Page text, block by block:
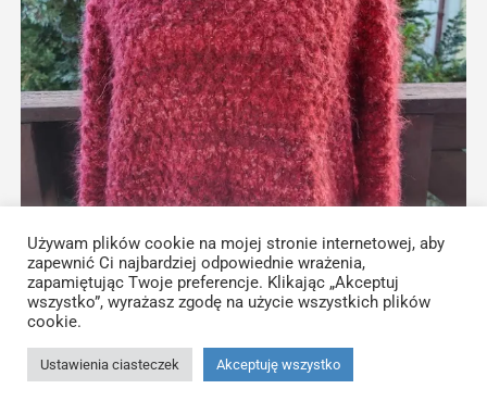
Używam plików cookie na mojej stronie internetowej, aby
zapewnić Ci najbardziej odpowiednie wrażenia,
zapamiętując Twoje preferencje. Klikając „Akceptuj
wszystko”, wyrażasz zgodę na użycie wszystkich plików
cookie.
Ustawienia ciasteczek Akceptuję wszystko